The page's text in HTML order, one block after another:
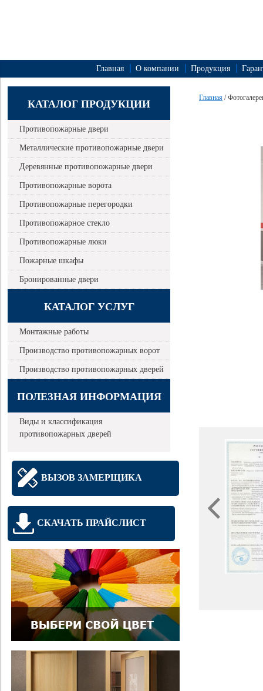
Главная О компании Продукция
КАТАЛОГ ПРОДУКЦИИ
Противопожарные двери
Металлические противопожарные двери
Деревянные противопожарные двери
Противопожарные ворота
Противопожарные перегородки
Противопожарное стекло
Противопожарные люки
Пожарные шкафы
Бронированные двери
КАТАЛОГ УСЛУГ
Монтажные работы
Производство противопожарных ворот
Производство противопожарных дверей
ПОЛЕЗНАЯ ИНФОРМАЦИЯ
Виды и классификация
противопожарных дверей
ВЫЗОВ ЗАМЕРЩИКА
СКАЧАТЬ ПРАЙСЛИСТ
Главная /